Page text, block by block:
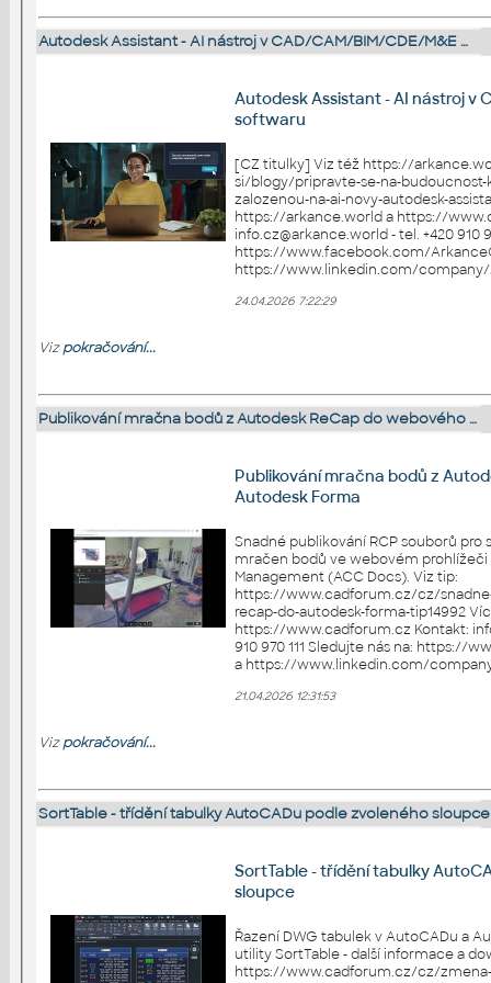
Autodesk Assistant - AI nástroj v CAD/CAM/BIM/CDE/M&E …
Autodesk Assistant - AI nástroj v
softwaru
[CZ titulky] Viz též https://
si/blogy/pripravte-se-na-
zalozenou-na-ai-novy-autodesk-assistant
https://arkance.world a https://
info.cz@arkance.world - tel. +420 910 970 111
https://www.facebook.com/
24.04.2026 7:22:29
Vizpokračování...
Publikování mračna bodů z Autodesk ReCap do webového …
Publikování mračna bodů z
Autodesk Forma
Snadné publikování RCP souborů pro
mračen bodů ve webovém prohlížeči
Management (ACC Docs). Viz tip:
https://www.cadforum.cz/cz/
recap-do-autodesk-forma-tip14992 Více na: https://arkance.world a
https://www.cadforum.cz Kontakt: info.cz@arkance.world - tel. +420
910 970 111 Sledujte nás na: https://www.facebook.com/ArkanceCZ
21.04.2026 12:31:53
Vizpokračování...
SortTable - třídění tabulky AutoCADu podle zvoleného sloupce
SortTable - třídění tabulky
sloupce
Řazení DWG tabulek v AutoCADu a
utility SortTable - další informace a
https://www.cadforum.cz/cz/